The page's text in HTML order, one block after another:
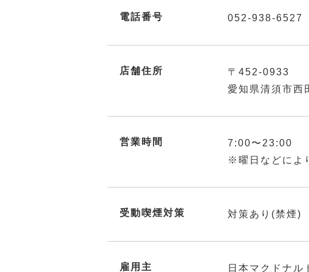
電話番号 052-938-6527
店舗住所
〒452-0933
愛知県清須市西
営業時間
7:00〜23:00
※曜日などによ
受動喫煙対策 対策あり(禁煙)
雇用主 日本マクドナル